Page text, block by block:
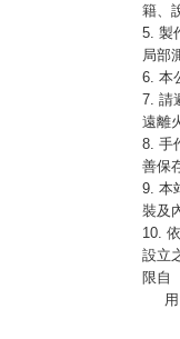
籍、
5. 製
局部
6. 本
7. 請
遠離
8. 手
善保
9. 本
裝及
10.
設立
限自
用